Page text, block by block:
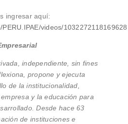
ingresar aquí:
videos/1032272118169628
independiente, sin fines
propone y ejecuta
de la institucionalidad,
y la educación para
Desde hace 63
de instituciones e